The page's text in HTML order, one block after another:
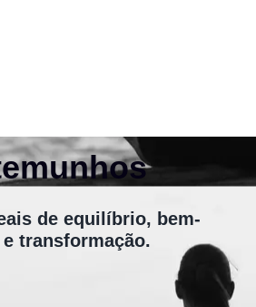
de equilíbrio, bem-
transformação.